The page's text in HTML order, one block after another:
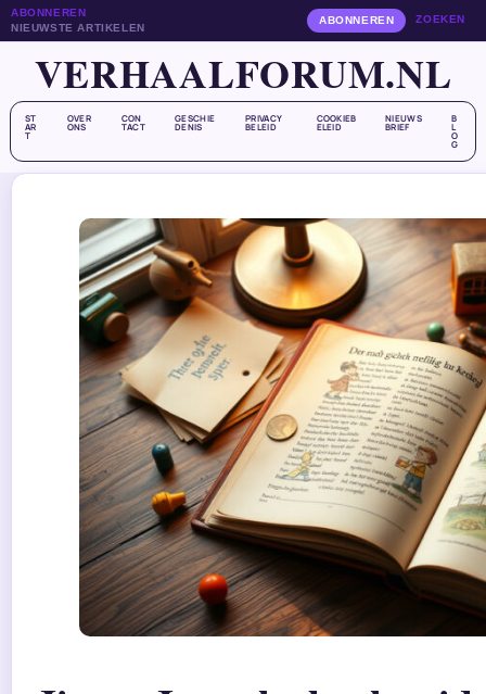
ABONNEREN
NIEUWSTE ARTIKELEN
ABONNEREN ZOEKEN
VERHAALFORUM.NL
ST
AR
T
OVER
ONS
CON
TACT
GESCHIE
DENIS
PRIVACY
BELEID
COOKIEB
ELEID
NIEUWS
BRIEF
B
L
O
G